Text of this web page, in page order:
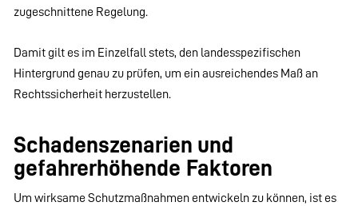
zugeschnittene Regelung.
Damit gilt es im Einzelfall stets, den landesspezifischen
Hintergrund genau zu prüfen, um ein ausreichendes Maß an
Rechtssicherheit herzustellen.
Schadenszenarien und
gefahrerhöhende Faktoren
Um wirksame Schutzmaßnahmen entwickeln zu können, ist es